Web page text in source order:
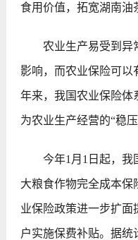
食用价值，拓宽湖南油
农业生产易受到异
影响，而农业保险可以
年来，我国农业保险体
为农业生产经营的“稳压
今年1月1日起，我
大粮食作物完全成本保
业保险政策进一步扩面
户实施保费补贴。据统